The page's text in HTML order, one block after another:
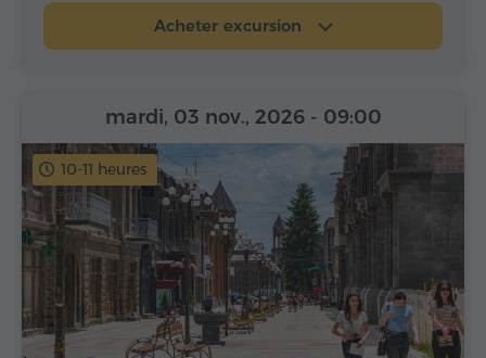
Acheter excursion
10-11 heures
mardi, 03 nov., 2026 - 09:00